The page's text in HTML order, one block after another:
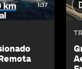
1:37